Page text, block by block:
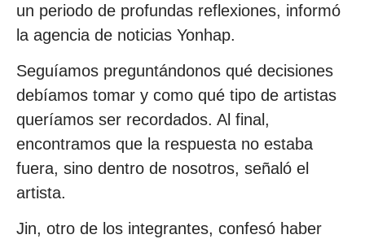
un periodo de profundas reflexiones, informó
la agencia de noticias Yonhap.
Seguíamos preguntándonos qué decisiones
debíamos tomar y como qué tipo de artistas
queríamos ser recordados. Al final,
encontramos que la respuesta no estaba
fuera, sino dentro de nosotros, señaló el
artista.
Jin, otro de los integrantes, confesó haber